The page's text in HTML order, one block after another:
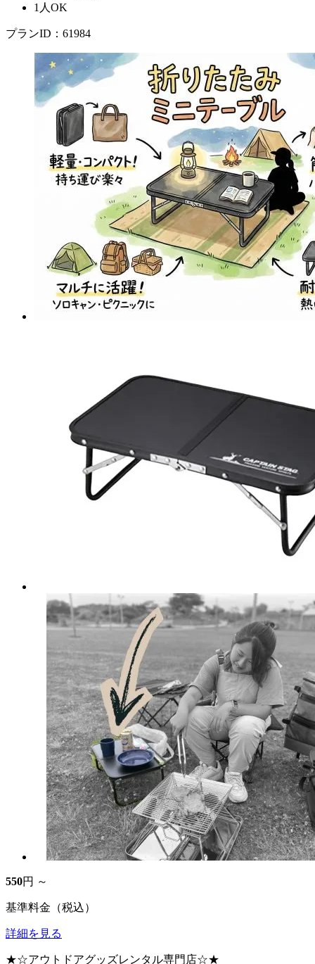
1人OK
プランID：61984
550円 ～
基準料金（税込）
詳細を見る
★☆アウトドアグッズレンタル専門店☆★